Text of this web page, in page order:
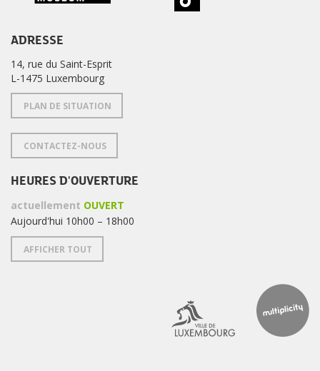
ADRESSE
14, rue du Saint-Esprit
L-1475 Luxembourg
PLAN DE SITUATION
CONTACTEZ-NOUS
HEURES D'OUVERTURE
actuellement OUVERT
Aujourd'hui 10h00 – 18h00
AFFICHER TOUT